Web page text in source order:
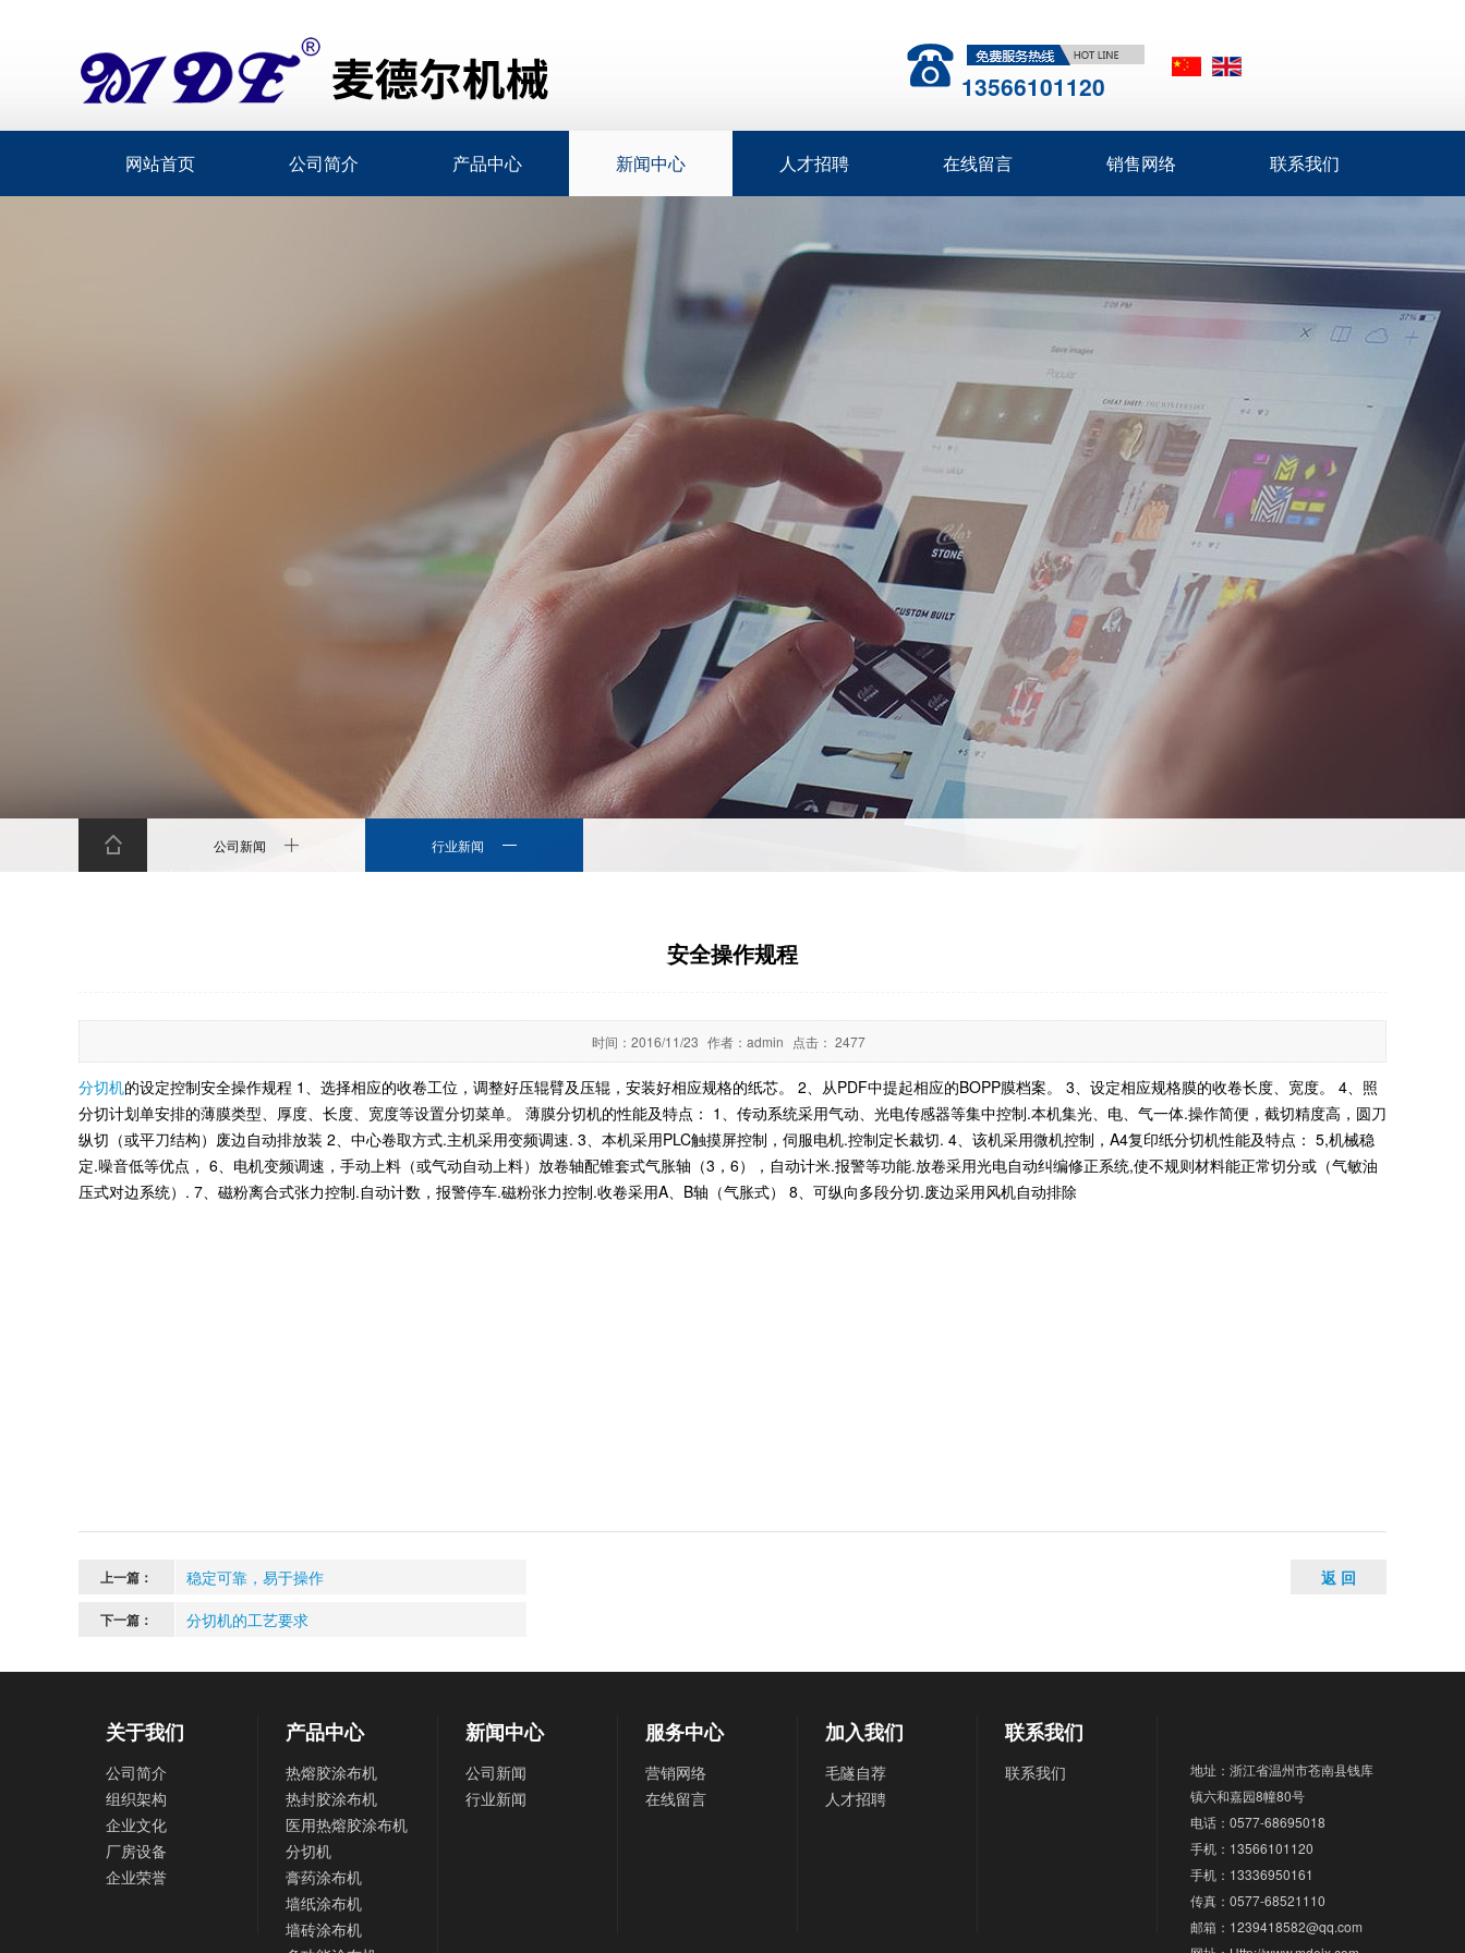
13566101120
网站首页 公司简介 产品中心 新闻中心 人才招聘 在线留言 销售网络 联系我们
公司新闻 行业新闻
安全操作规程
时间： 2016/11/23 作者： admin 点击： 2477
分切机的设定控制安全操作规程 1、选择相应的收卷工位，调整好压辊臂及压辊，安装好相应规格的纸芯。 2、从PDF中提起相应的BOPP膜档案。 3、设定相应规格膜的收卷长度、宽度。 4、照
分切计划单安排的薄膜类型、厚度、长度、宽度等设置分切菜单。 薄膜分切机的性能及特点： 1、传动系统采用气动、光电传感器等集中控制.本机集光、电、气一体.操作简便，截切精度高，圆刀
纵切（或平刀结构）废边自动排放装 2、中心卷取方式.主机采用变频调速. 3、本机采用PLC触摸屏控制，伺服电机.控制定长裁切. 4、该机采用微机控制，A4复印纸分切机性能及特点： 5,机械稳
定.噪音低等优点， 6、电机变频调速，手动上料（或气动自动上料）放卷轴配锥套式气胀轴（3，6），自动计米.报警等功能.放卷采用光电自动纠编修正系统,使不规则材料能正常切分或（气敏油
压式对边系统）. 7、磁粉离合式张力控制.自动计数，报警停车.磁粉张力控制.收卷采用A、B轴（气胀式） 8、可纵向多段分切.废边采用风机自动排除
上一篇： 稳定可靠，易于操作
下一篇： 分切机的工艺要求
返 回
关于我们
公司简介
组织架构
企业文化
厂房设备
企业荣誉
产品中心
热熔胶涂布机
热封胶涂布机
医用热熔胶涂布机
分切机
膏药涂布机
墙纸涂布机
墙砖涂布机
新闻中心
公司新闻
行业新闻
服务中心
营销网络
在线留言
加入我们
毛隧自荐
人才招聘
联系我们
联系我们
地址：浙江省温州市苍南县钱库
镇六和嘉园8幢80号
电话：0577-68695018
手机：13566101120
手机：13336950161
传真：0577-68521110
邮箱：1239418582@qq.com